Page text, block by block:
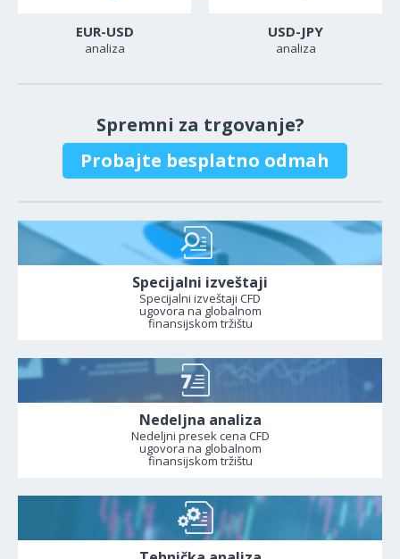
EUR-USD
analiza
USD-JPY
analiza
Spremni za trgovanje?
Probajte besplatno odmah
Specijalni izveštaji
Specijalni izveštaji CFD
ugovora na globalnom
finansijskom tržištu
Nedeljna analiza
Nedeljni presek cena CFD
ugovora na globalnom
finansijskom tržištu